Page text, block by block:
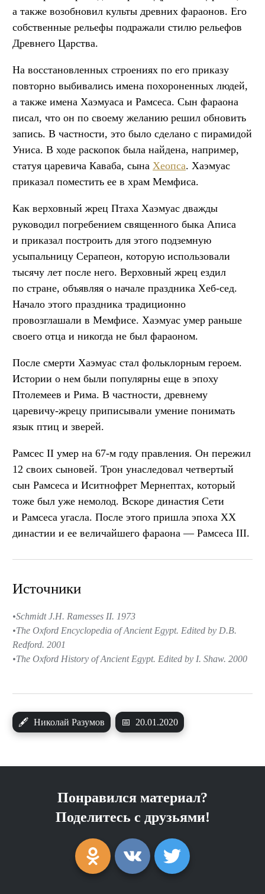
а также возобновил культы древних фараонов. Его
собственные рельефы подражали стилю рельефов
Древнего Царства.
На восстановленных строениях по его приказу
повторно выбивались имена похороненных людей,
а также имена Хаэмуаса и Рамсеса. Сын фараона
писал, что он по своему желанию решил обновить
запись. В частности, это было сделано с пирамидой
Униса. В ходе раскопок была найдена, например,
статуя царевича Каваба, сына Хеопса. Хаэмуас
приказал поместить ее в храм Мемфиса.
Как верховный жрец Птаха Хаэмуас дважды
руководил погребением священного быка Аписа
и приказал построить для этого подземную
усыпальницу Серапеон, которую использовали
тысячу лет после него. Верховный жрец ездил
по стране, объявляя о начале праздника Хеб-сед.
Начало этого праздника традиционно
провозглашали в Мемфисе. Хаэмуас умер раньше
своего отца и никогда не был фараоном.
После смерти Хаэмуас стал фольклорным героем.
Истории о нем были популярны еще в эпоху
Птолемеев и Рима. В частности, древнему
царевичу-жрецу приписывали умение понимать
язык птиц и зверей.
Рамсес II умер на 67-м году правления. Он пережил
12 своих сыновей. Трон унаследовал четвертый
сын Рамсеса и Иситнофрет Мернептах, который
тоже был уже немолод. Вскоре династия Сети
и Рамсеса угасла. После этого пришла эпоха XX
династии и ее величайшего фараона — Рамсеса III.
🖋 Николай Разумов 📅 20.01.2020
Источники
Schmidt J.H. Ramesses II. 1973
The Oxford Encyclopedia of Ancient Egypt. Edited by D.B.
Redford. 2001
The Oxford History of Ancient Egypt. Edited by I. Shaw. 2000
Понравился материал?
Поделитесь с друзьями!